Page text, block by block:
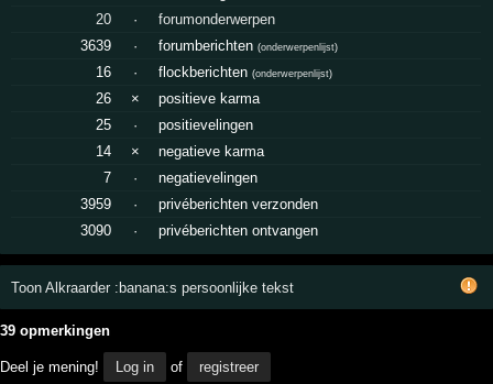
20
·
forumonderwerpen
3639
· forumberichten(onderwerpenlijst)
16 · flockberichten(onderwerpenlijst)
26 ×
positieve karma
25
·
positievelingen
14
×
negatieve karma
7
·
negatievelingen
3959
·
privéberichten verzonden
3090
· privéberichten ontvangen
Toon Alkraarder :banana:s persoonlijke tekst
39 opmerkingen
Deel je mening! Log in of registreer